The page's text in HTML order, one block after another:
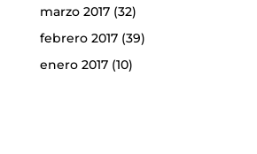
marzo 2017(32)
febrero 2017(39)
enero 2017(10)